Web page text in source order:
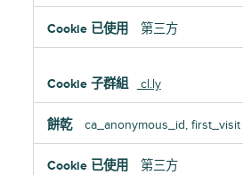
第三方
cl.ly
ca_anonymous_id, first_visit
第三方